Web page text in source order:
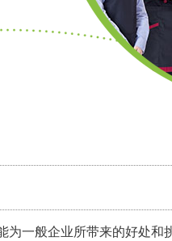
为一般企业所带来的好处和